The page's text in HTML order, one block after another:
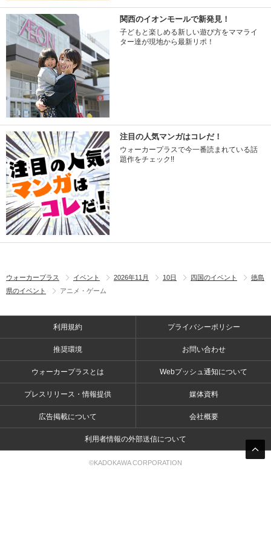
関西のイオンモールで新発見！
子どもと楽しめる新しい遊び方をママライ
ター達が現地から最新リポ！
注目の人気マンガはコレだ！
ウォーカープラスで今一番読まれている話
題作をチェック!!
ウォーカープラス イベント 2026年11月 10日 四国のイベント
徳島
県のイベント
アニメ・ゲーム
利用規約 プライバシーポリシー
推奨環境 お問い合わせ
ウォーカープラスとは Webプッシュ通知について
プレスリリース・情報提供 媒体資料
広告掲載について 会社概要
利用者情報の外部送信について
©KADOKAWA CORPORATION